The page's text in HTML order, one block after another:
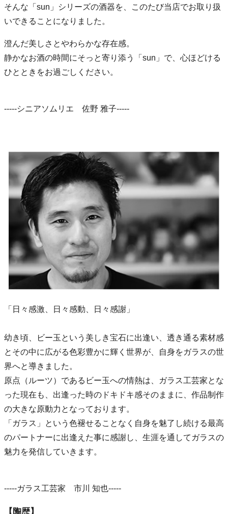
そんな「sun」シリーズの酒器を、このたび当店でお取り扱
いできることになりました。
澄んだ美しさとやわらかな存在感。
静かなお酒の時間にそっと寄り添う「sun」で、心ほどける
ひとときをお過ごしください。
-----シニアソムリエ 佐野 雅子-----
「日々感激、日々感動、日々感謝」
幼き頃、ビー玉という美しき宝石に出逢い、透き通る素材感
とその中に広がる色彩豊かに輝く世界が、自身をガラスの世
界へと導きました。
原点（ルーツ）であるビー玉への情熱は、ガラス工芸家とな
った現在も、出逢った時のドキドキ感そのままに、作品制作
の大きな原動力となっております。
「ガラス」という色褪せることなく自身を魅了し続ける最高
のパートナーに出逢えた事に感謝し、生涯を通してガラスの
魅力を発信していきます。
-----ガラス工芸家 市川 知也-----
【陶歴】